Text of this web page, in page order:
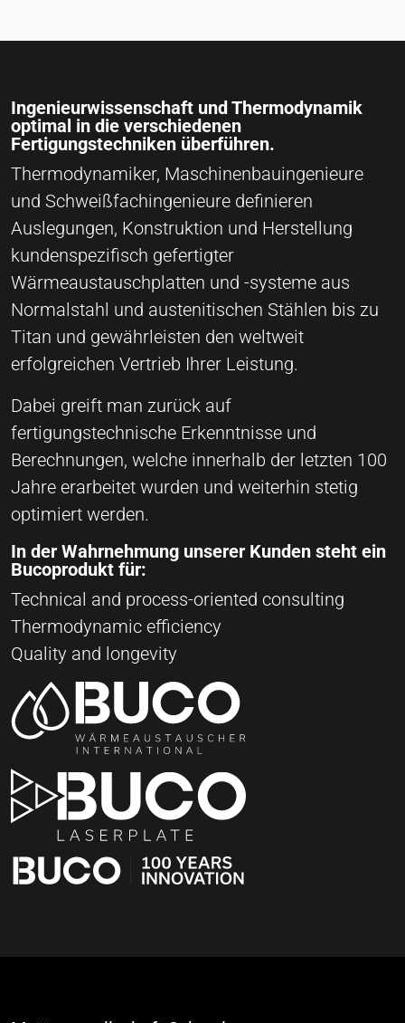
Ingenieurwissenschaft und Thermodynamik
optimal in die verschiedenen
Fertigungstechniken überführen.
Thermodynamiker, Maschinenbauingenieure
und Schweißfachingenieure definieren
Auslegungen, Konstruktion und Herstellung
kundenspezifisch gefertigter
Wärmeaustauschplatten und -systeme aus
Normalstahl und austenitischen Stählen bis zu
Titan und gewährleisten den weltweit
erfolgreichen Vertrieb Ihrer Leistung.
Dabei greift man zurück auf
fertigungstechnische Erkenntnisse und
Berechnungen, welche innerhalb der letzten 100
Jahre erarbeitet wurden und weiterhin stetig
optimiert werden.
In der Wahrnehmung unserer Kunden steht ein
Bucoprodukt für:
Technical and process-oriented consulting
Thermodynamic efficiency
Quality and longevity